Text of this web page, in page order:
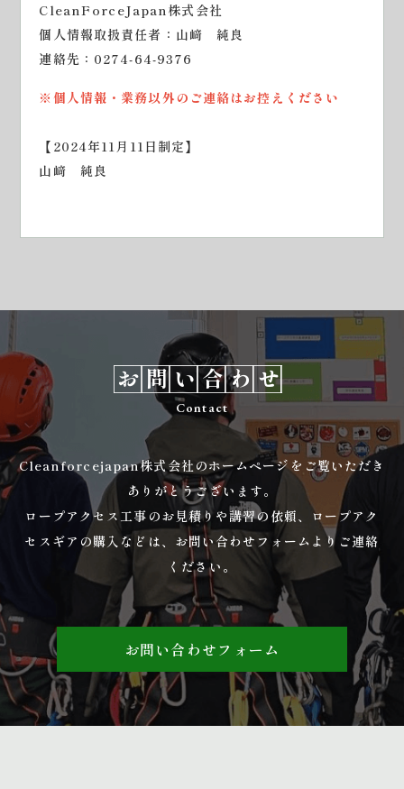
CleanForceJapan株式会社
個人情報取扱責任者：山﨑 純良
連絡先：0274-64-9376
※個人情報・業務以外のご連絡はお控えください
【2024年11月11日制定】
山﨑 純良
お問い合わせ
Contact
Cleanforcejapan株式会社のホームページをご覧いただき
ありがとうございます。
ロープアクセス工事のお見積りや講習の依頼、ロープアク
セスギアの購入などは、お問い合わせフォームよりご連絡
ください。
お問い合わせフォーム